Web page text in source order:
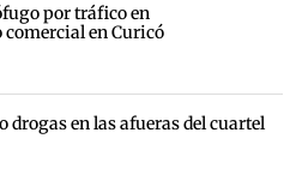
por tráfico en
en Curicó
drogas en las afueras del cuartel